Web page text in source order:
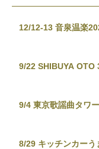
12/12-13 音泉温楽
9/22 SHIBUYA OTO
9/4 東京歌謡曲タワー
8/29 キッチンカーう